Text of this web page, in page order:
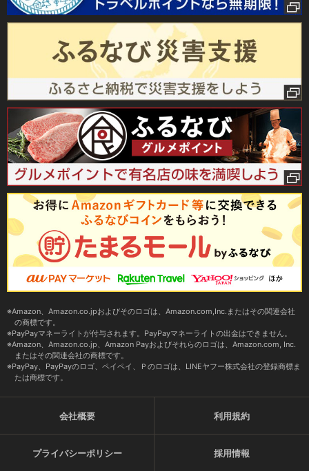
Amazon、Amazon.co.jpおよびそのロゴは、Amazon.com,Inc.またはその関連会社
の商標です。
PayPayマネーライトが付与されます。PayPayマネーライトの出金はできません。
Amazon、Amazon.co.jp、Amazon Payおよびそれらのロゴは、Amazon.com, Inc.
またはその関連会社の商標です。
PayPay、PayPayのロゴ、ペイペイ、Ｐのロゴは、LINEヤフー株式会社の登録商標ま
たは商標です。
会社概要 利用規約
プライバシーポリシー 採用情報